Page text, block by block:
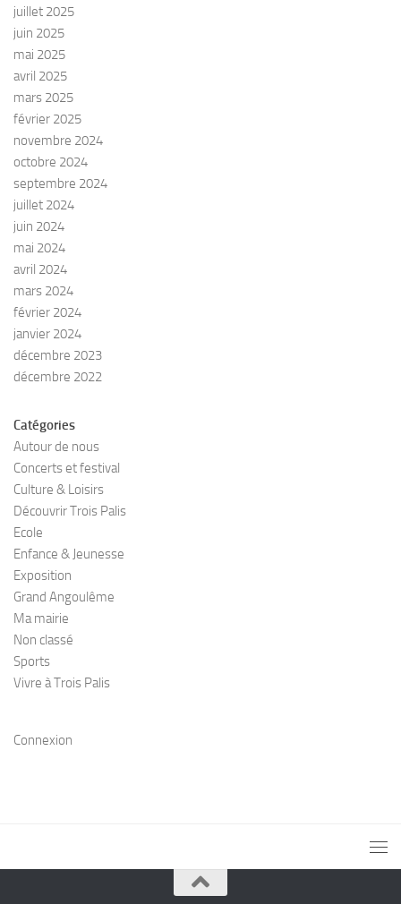
juillet 2025
juin 2025
mai 2025
avril 2025
mars 2025
février 2025
novembre 2024
octobre 2024
septembre 2024
juillet 2024
juin 2024
mai 2024
avril 2024
mars 2024
février 2024
janvier 2024
décembre 2023
décembre 2022
Catégories
Autour de nous
Concerts et festival
Culture & Loisirs
Découvrir Trois Palis
Ecole
Enfance & Jeunesse
Exposition
Grand Angoulême
Ma mairie
Non classé
Sports
Vivre à Trois Palis
Connexion